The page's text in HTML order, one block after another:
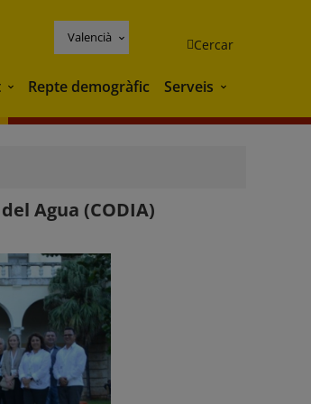
Valencià Cercar
Medi ambient
Repte demogràfic Serveis Serveis
Agua (CODIA)